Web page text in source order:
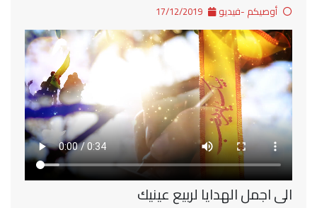
أوصيكم -فيديو
الى اجمل الهدايا لربيع عينيك